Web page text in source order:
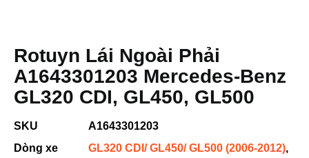
Rotuyn Lái Ngoài Phải
A1643301203 Mercedes-Benz
GL320 CDI, GL450, GL500
SKU
A1643301203
Dòng xe
GL320 CDI/ GL450/ GL500 (2006-2012),